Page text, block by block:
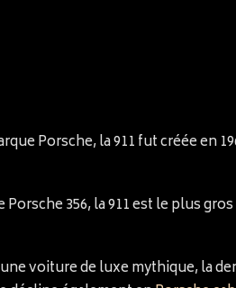
Porsche, la 911 fut créée en
356, la 911 est le plus
voiture de luxe mythique, la